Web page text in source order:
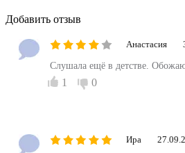
Добавить отзыв
Анастасия
Слушала ещё в детстве.
1 0
Ира